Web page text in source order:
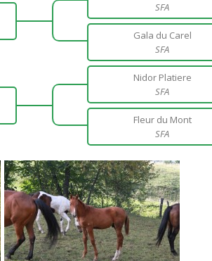
SFA
Gala du Carel
SFA
Nidor Platiere
SFA
Fleur du Mont
SFA